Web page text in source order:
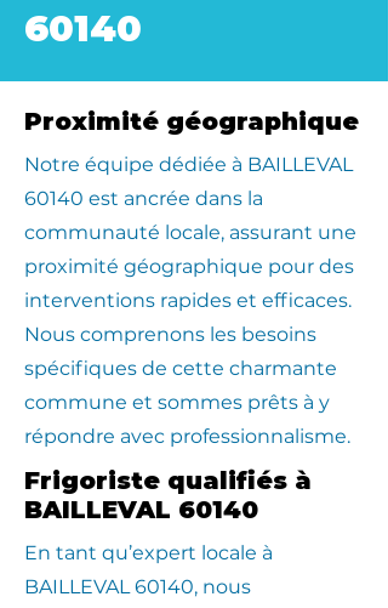
60140
Proximité géographique
​Notre équipe dédiée à BAILLEVAL
60140 est ancrée dans la
communauté locale, assurant une
proximité géographique pour des
interventions rapides et efficaces.
Nous comprenons les besoins
spécifiques de cette charmante
commune et sommes prêts à y
répondre avec professionnalisme.
Frigoriste qualifiés à
BAILLEVAL 60140
En tant qu’expert locale à
BAILLEVAL 60140, nous